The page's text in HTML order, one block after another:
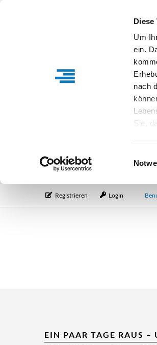
Diese
Um
ein.
nach
Sie,
Registrieren Login
EIN PAAR TAGE RAUS